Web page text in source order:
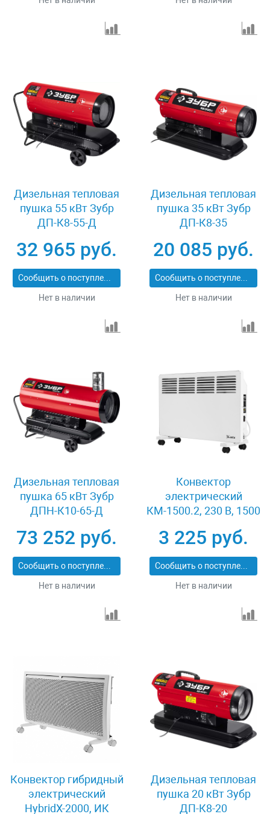
Дизельная тепловая
пушка 55 кВт Зубр
ДП-К8-55-Д
32 965 руб.
Сообщить о поступлении
Нет в наличии
Дизельная тепловая
пушка 35 кВт Зубр
ДП-К8-35
20 085 руб.
Сообщить о поступлении
Нет в наличии
Дизельная тепловая
пушка 65 кВт Зубр
ДПН-К10-65-Д
73 252 руб.
Сообщить о поступлении
Нет в наличии
Конвектор
электрический
КМ-1500.2, 230 В, 1500
нагреватель, колеса,
термостат MATRIX
98125
3 225 руб.
Сообщить о поступлении
Нет в наличии
Конвектор гибридный
электрический
HybridX-2000, ИК
Дизельная тепловая
пушка 20 кВт Зубр
ДП-К8-20